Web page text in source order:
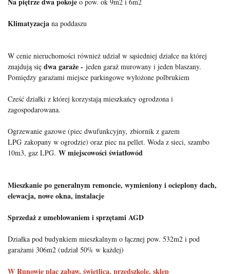
Klimatyzacja na poddaszu
W cenie nieruchomości również udział w sąsiedniej działce na której
znajdują się dwa garaże - jeden garaż murowany i jeden blaszany.
Pomiędzy garażami miejsce parkingowe wyłożone polbrukiem
Cześć działki z której korzystają mieszkańcy ogrodzona i
zagospodarowana.
Ogrzewanie gazowe (piec dwufunkcyjny, zbiornik z gazem
LPG zakopany w ogrodzie) oraz piec na pellet. Woda z sieci, szambo
10m3, gaz LPG. W miejscowości światłowód
Mieszkanie po generalnym remoncie, wymieniony i ocieplony dach,
elewacja, nowe okna, instalacje
Sprzedaż z umeblowaniem i sprzętami AGD
Działka pod budynkiem mieszkalnym o łącznej pow. 532m2 i pod
garażami 306m2 (udział 50% w każdej)
W Runowie plac zabaw, świetlica, przedszkole, sklep